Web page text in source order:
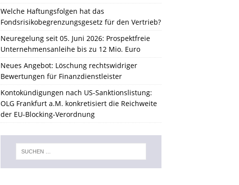
Welche Haftungsfolgen hat das
Fondsrisikobegrenzungsgesetz für den Vertrieb?
Neuregelung seit 05. Juni 2026: Prospektfreie
Unternehmensanleihe bis zu 12 Mio. Euro
Neues Angebot: Löschung rechtswidriger
Bewertungen für Finanzdienstleister
Kontokündigungen nach US-Sanktionslistung:
OLG Frankfurt a.M. konkretisiert die Reichweite
der EU-Blocking-Verordnung